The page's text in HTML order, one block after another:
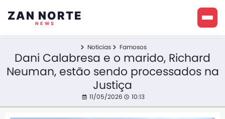
ZAN NORTE
NEWS
Noticias Famosos
Dani Calabresa e o marido, Richard
Neuman, estão sendo processados na
Justiça
11/05/2026 10:13